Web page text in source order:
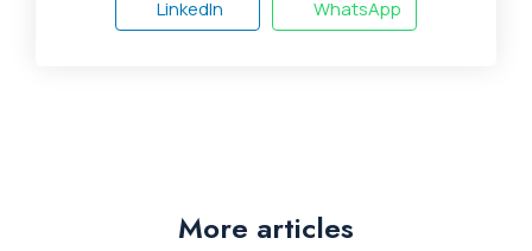
LinkedIn WhatsApp
More articles